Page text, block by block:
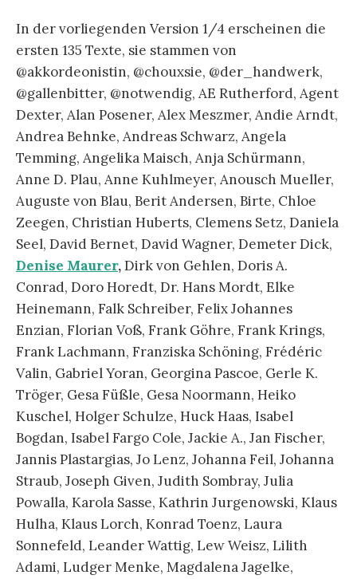
In der vorliegenden Version 1/4 erscheinen die
ersten 135 Texte, sie stammen von
@akkordeonistin, @chouxsie, @der_handwerk,
@gallenbitter, @notwendig, AE Rutherford, Agent
Dexter, Alan Posener, Alex Meszmer, Andie Arndt,
Andrea Behnke, Andreas Schwarz, Angela
Temming, Angelika Maisch, Anja Schürmann,
Anne D. Plau, Anne Kuhlmeyer, Anousch Mueller,
Auguste von Blau, Berit Andersen, Birte, Chloe
Zeegen, Christian Huberts, Clemens Setz, Daniela
Seel, David Bernet, David Wagner, Demeter Dick,
Denise Maurer,Dirk von Gehlen, Doris A.
Conrad, Doro Horedt, Dr. Hans Mordt, Elke
Heinemann, Falk Schreiber, Felix Johannes
Enzian, Florian Voß, Frank Göhre, Frank Krings,
Frank Lachmann, Franziska Schöning, Frédéric
Valin, Gabriel Yoran, Georgina Pascoe, Gerle K.
Tröger, Gesa Füßle, Gesa Noormann, Heiko
Kuschel, Holger Schulze, Huck Haas, Isabel
Bogdan, Isabel Fargo Cole, Jackie A., Jan Fischer,
Jannis Plastargias, Jo Lenz, Johanna Feil, Johanna
Straub, Joseph Given, Judith Sombray, Julia
Powalla, Karola Sasse, Kathrin Jurgenowski, Klaus
Hulha, Klaus Lorch, Konrad Toenz, Laura
Sonnefeld, Leander Wattig, Lew Weisz, Lilith
Adami, Ludger Menke, Magdalena Jagelke,